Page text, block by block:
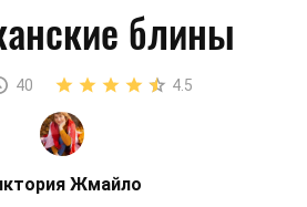
блины
40 4.5
Жмайло